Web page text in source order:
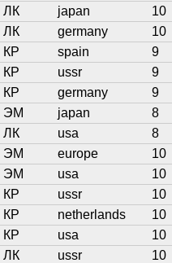
ЛК
japan 10
ЛК
germany 10
КР
spain 9
КР
ussr 9
КР
germany 9
ЭМ
japan 8
ЛК
usa 8
ЭМ
europe 10
ЭМ
usa 10
КР
ussr 10
КР
netherlands 10
КР
usa 10
ЛК
ussr 10